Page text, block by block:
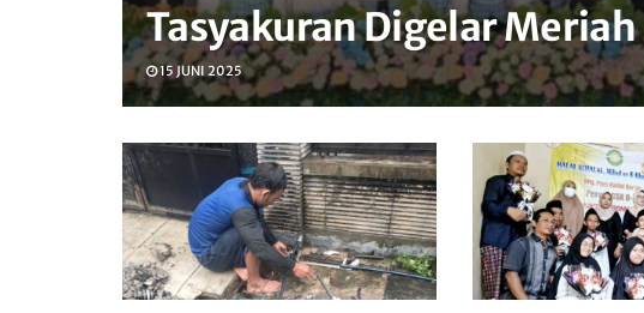
Tasyakuran Digelar Meriah
15 JUNI 2025